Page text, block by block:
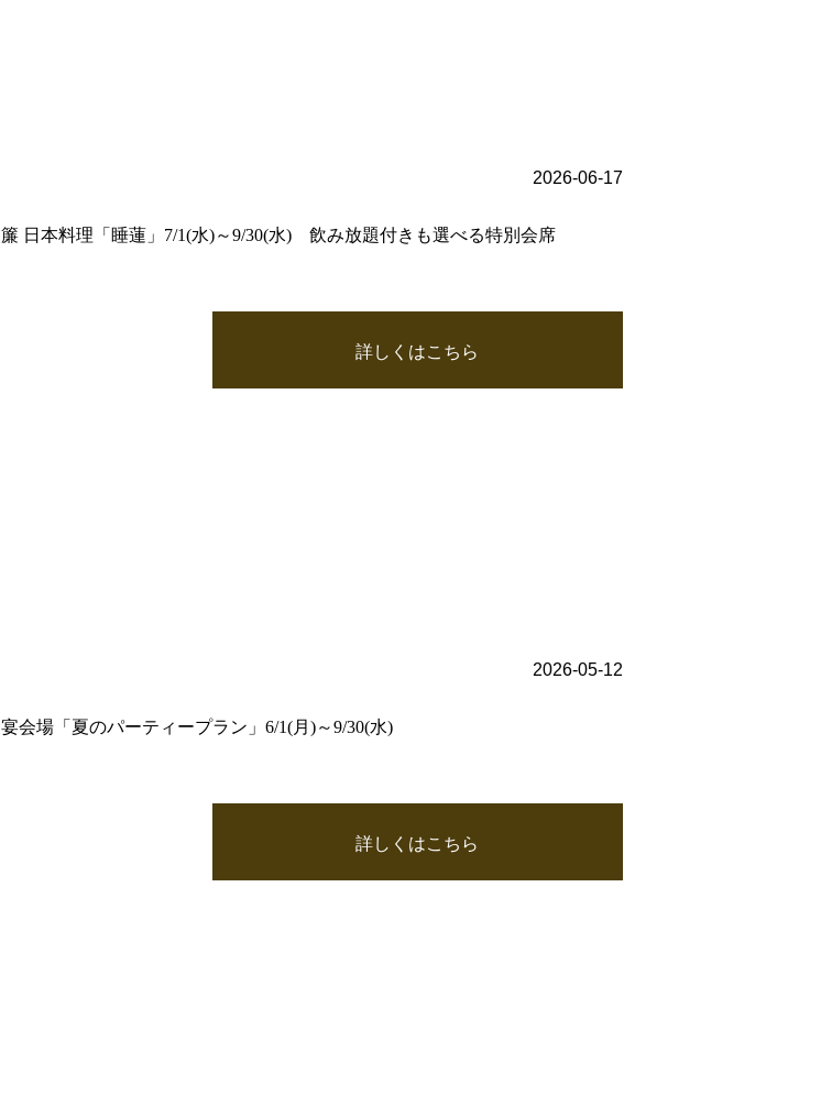
2026-06-17
簾 日本料理「睡蓮」7/1(水)～9/30(水) 飲み放題付きも選べる特別会席
詳しくはこちら
2026-05-12
宴会場「夏のパーティープラン」6/1(月)～9/30(水)
詳しくはこちら